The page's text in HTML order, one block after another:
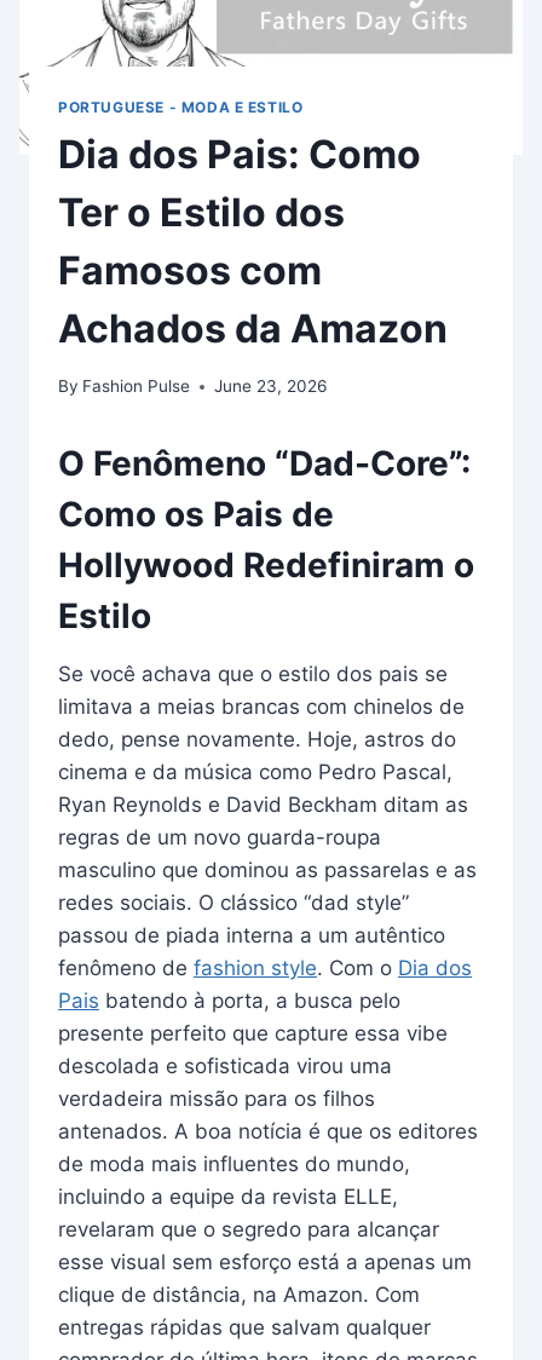
PORTUGUESE - MODA E ESTILO
Dia dos Pais: Como
Ter o Estilo dos
Famosos com
Achados da Amazon
By Fashion Pulse June 23, 2026
O Fenômeno “Dad-Core”:
Como os Pais de
Hollywood Redefiniram o
Estilo
Se você achava que o estilo dos pais se
limitava a meias brancas com chinelos de
dedo, pense novamente. Hoje, astros do
cinema e da música como Pedro Pascal,
Ryan Reynolds e David Beckham ditam as
regras de um novo guarda-roupa
masculino que dominou as passarelas e as
redes sociais. O clássico “dad style”
passou de piada interna a um autêntico
fenômeno de fashion style. Com o Dia dos
Pais batendo à porta, a busca pelo
presente perfeito que capture essa vibe
descolada e sofisticada virou uma
verdadeira missão para os filhos
antenados. A boa notícia é que os editores
de moda mais influentes do mundo,
incluindo a equipe da revista ELLE,
revelaram que o segredo para alcançar
esse visual sem esforço está a apenas um
clique de distância, na Amazon. Com
entregas rápidas que salvam qualquer